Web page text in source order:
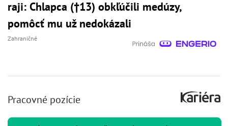
raji: Chlapca (†13) obkľúčili medúzy,
pomôcť mu už nedokázali
Zahraničné
Pracovné pozície